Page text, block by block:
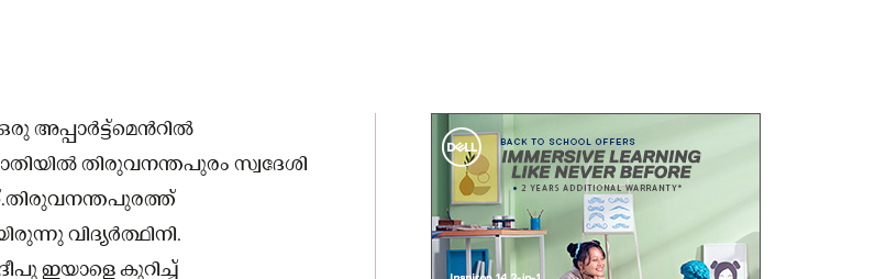
അപ്പാർട്ട്മെന്‍റില്‍
തിരുവനന്തപുരം സ്വദേശി
വിദ്യര്‍ത്ഥിനി.
ഇയാളെ കുറിച്ച്‌